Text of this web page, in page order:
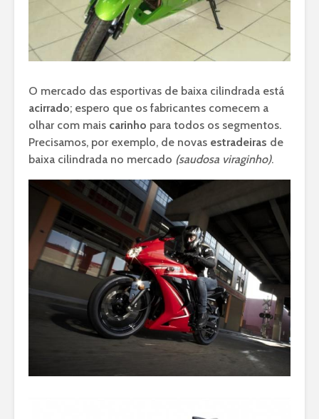
O mercado das esportivas de baixa cilindrada está
acirrado; espero que os fabricantes comecem a
olhar com mais carinho para todos os segmentos.
Precisamos, por exemplo, de novas estradeiras de
baixa cilindrada no mercado (saudosa viraginho).